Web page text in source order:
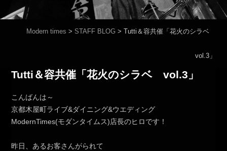
Modern times > STAFF BLOG > Tutti＆容共催「花火のシラベ
vol.3」
Tutti＆容共催「花火のシラベ vol.3」
こんばんは～
京都木屋町ライブ&ダイニング&ウエディング
ModernTimes(モダンタイムス)店長のヒロです！
昨日、あるお客さんがられて